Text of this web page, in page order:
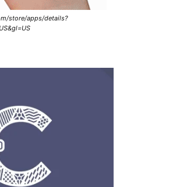
store/apps/details?